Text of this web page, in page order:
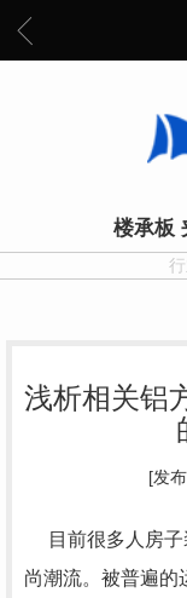
楼承板
浅析相关铝
[发
目前很多人房子
尚潮流。被普遍的